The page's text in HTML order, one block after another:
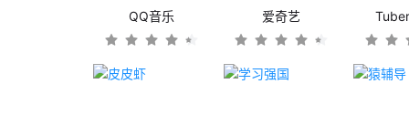
QQ音乐 爱奇艺